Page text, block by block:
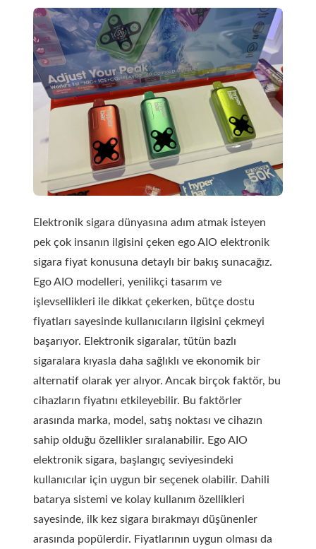
Elektronik sigara dünyasına adım atmak isteyen
pek çok insanın ilgisini çeken ego AIO elektronik
sigara fiyat konusuna detaylı bir bakış sunacağız.
Ego AIO modelleri, yenilikçi tasarım ve
işlevsellikleri ile dikkat çekerken, bütçe dostu
fiyatları sayesinde kullanıcıların ilgisini çekmeyi
başarıyor. Elektronik sigaralar, tütün bazlı
sigaralara kıyasla daha sağlıklı ve ekonomik bir
alternatif olarak yer alıyor. Ancak birçok faktör, bu
cihazların fiyatını etkileyebilir. Bu faktörler
arasında marka, model, satış noktası ve cihazın
sahip olduğu özellikler sıralanabilir. Ego AIO
elektronik sigara, başlangıç seviyesindeki
kullanıcılar için uygun bir seçenek olabilir. Dahili
batarya sistemi ve kolay kullanım özellikleri
sayesinde, ilk kez sigara bırakmayı düşünenler
arasında popülerdir. Fiyatlarının uygun olması da